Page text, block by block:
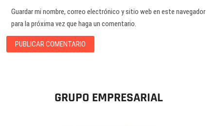
Guardar mi nombre, correo electrónico y sitio web en este navegador
para la próxima vez que haga un comentario.
GRUPO EMPRESARIAL